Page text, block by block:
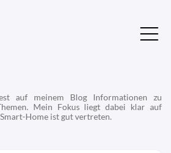
auf meinem Blog Informationen zu
Mein Fokus liegt dabei klar auf
Home ist gut vertreten.